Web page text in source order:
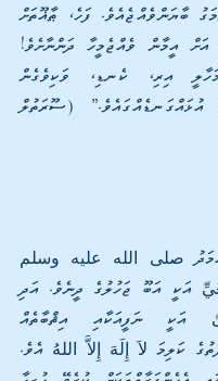
ނުބައިމަގުން ރަނގަޅުމަގު ބާޔަންވެއްޖެއެވެ. ފަހެ، ޠާޣޫތަށް
އެމީހަކު އެއަތް މަހާލީ އިރި، ކެނޑި، ވަކިވެގެން
ނުދާނޭފަދަ ވަރުގަދަ އުޅައްގަނޑެއްގައެވެ.” (ސޫރަތުލް
ގެ ދީނެވެ. އަދި الْغَيِّ އަކީ އަބޫ ޖަހުލުގެ ދީނެވެ. އަދި